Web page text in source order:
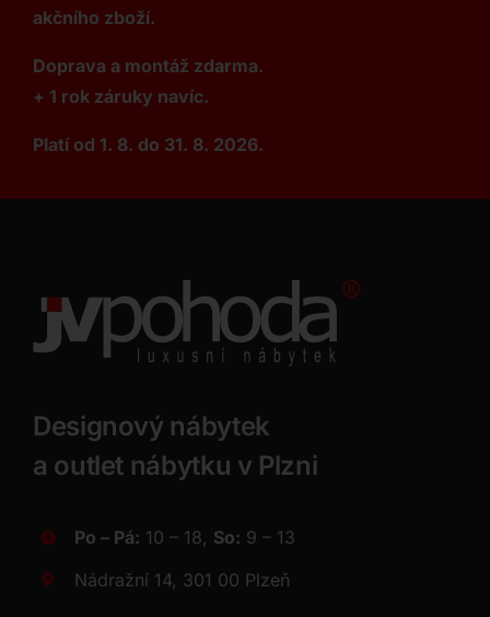
akčního zboží.
Doprava a montáž zdarma.
+ 1 rok záruky navíc.
Platí od 1. 8. do 31. 8. 2026.
Designový nábytek
a outlet nábytku v Plzni
Po – Pá: 10 – 18, So: 9 – 13
Nádražní 14, 301 00 Plzeň